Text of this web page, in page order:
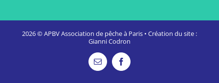
2026 ©APBV Association de pêche à Paris • Création du site :
Gianni Codron
Email Facebook